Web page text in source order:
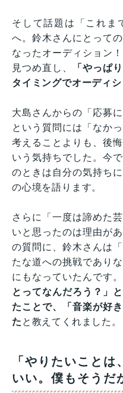
そして話題は「これま
へ。鈴木さんにとって
なったオーディション
見つめ直し、
「やっぱ
タイミングでオーディ
大島さんからの「応募
という質問には「なか
考えることよりも、後
いう気持ちでした。今
のときは自分の気持ち
の心境を語ります。
さらに「一度は諦めた
いと思ったのは理由が
の質問に、鈴木さんは
たな道への挑戦であり
にもなっていたんです
とってなんだろう？」
たことで、「音楽が好
た と教えてくれました。
「やりたいこと
いい。僕もそうだ